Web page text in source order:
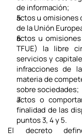
de información;
actos u omisiones
de la Unión
actos u
TFUE) la libre
servicios y
infracciones de
materia de
sobre sociedades;
actos o
finalidad de las
puntos 3, 4 y 5.
El decreto